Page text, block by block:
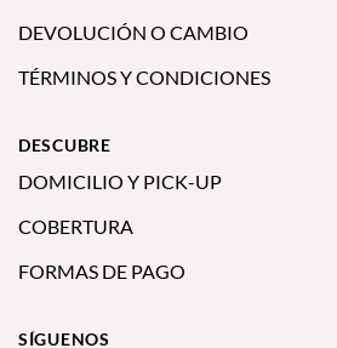
DEVOLUCIÓN O CAMBIO
TÉRMINOS Y CONDICIONES
DESCUBRE
DOMICILIO Y PICK-UP
COBERTURA
FORMAS DE PAGO
SÍGUENOS